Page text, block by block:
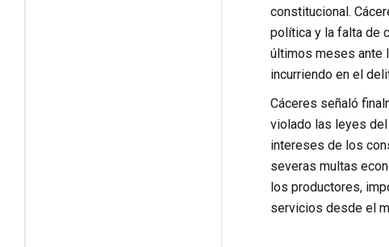
constitucional.
política y la falta de
últimos meses ante
incurriendo en el
Cáceres señaló
violado las leyes
intereses de los
severas multas
los productores,
servicios desde el